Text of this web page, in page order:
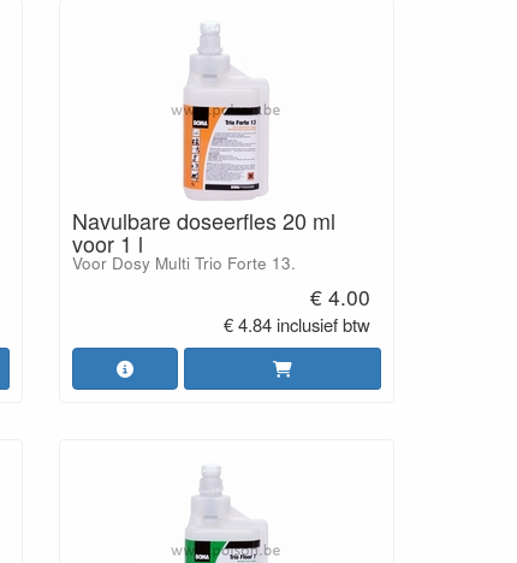
Navulbare doseerfles 20 ml
voor 1 l
Voor Dosy Multi Trio Forte 13.
€ 4.00
€ 4.84 inclusief btw